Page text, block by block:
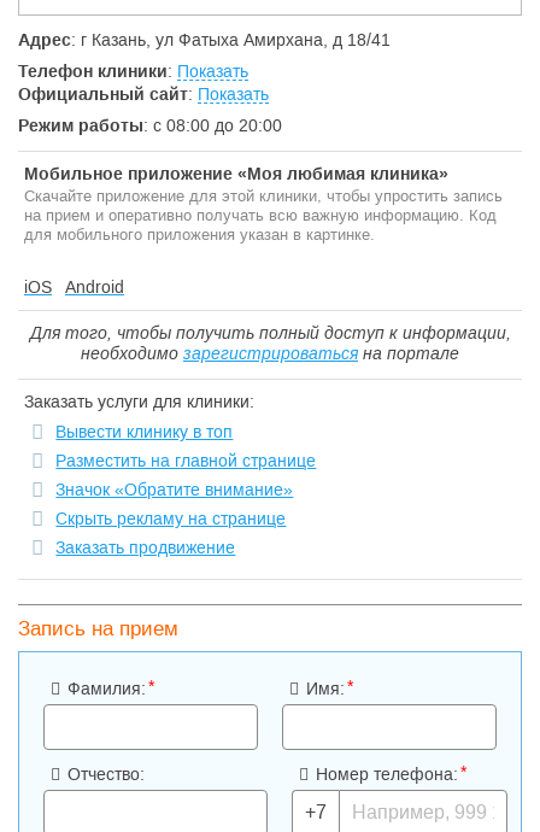
Остеопатии(Лондон)), доктора медицинских наук Зиатдинова
В.Б.
Также в «Медицинском центре Остеопат» Вы можете получить
консультацию и пройти лечение у
предложить Вам наряду с лечебныммассажем
прекрасно дополняет остеопатическое лечение, еще и
остеопатический лимфодренажный массаж и
антицеллюлитный массаж, восточный массаж Шиатцу, массаж
с остеопатическими техниками, массаж для детей.
В нашей лаборатории Вы сразу сможете сдать все
необходимые
УЗИ-3Д диагностику всех органов и систем(
включая сердце и сосуды)современными сканерами
последнего поколения на аппарате экспертного класса
VOLUSION.
Запись по тел. 556-02-56 и 239-16-09.
Адрес: г Казань, ул Фатыха Амирхана, д 18/41
Телефон клиники: Показать
Официальный сайт: Показать
Режим работы: с 08:00 до 20:00
Мобильное приложение «Моя любимая клиника»
Скачайте приложение для этой клиники, чтобы упростить запись
на прием и оперативно получать всю важную информацию. Код
для мобильного приложения указан в картинке.
iOS Android
Для того, чтобы получить полный доступ к информации,
необходимо зарегистрироватьсяна портале
Заказать услуги для клиники:
Вывести клинику в топ
Разместить на главной странице
Значок «Обратите внимание»
Скрыть рекламу на странице
Заказать продвижение
Запись на прием
Фамилия:* Имя:*
Отчество: Номер телефона:*
+7